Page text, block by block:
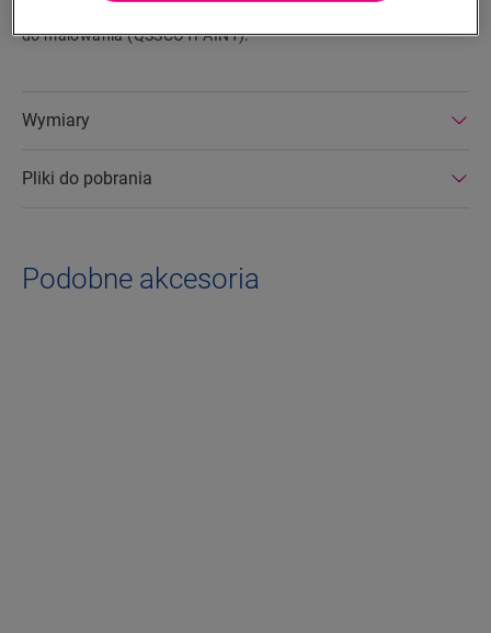
do malowania (QSSCOTPAINT).
Wymiary
Pliki do pobrania
Podobne akcesoria